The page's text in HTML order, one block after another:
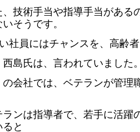
技術手当や指導手当がある
そうです。
社員にはチャンスを、高齢
島氏は、言われていました
会社では、ベテランが管理
ンは指導者で、若手に活躍
ると